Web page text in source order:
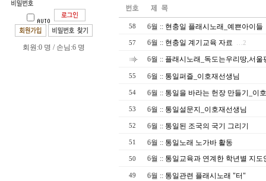
회원:0 명 / 손님:6 명
58 6월 :: 현충일 플래시노래_예쁜아이들
57 6월 :: 현충일 계기교육 자료 …2
6월 :: 플래시노래_독도는우리땅,서울
55 6월 :: 통일퍼즐_이호재선생님
54 6월 :: 통일을 바라는 헌장 만들기_이
53 6월 :: 통일설문지_이호재선생님
52 6월 :: 통일된 조국의 국기 그리기
51 6월 :: 통일노래 노가바 활동
50 6월 :: 통일교육과 연계한 학년별 지도
49 6월 :: 통일관련 플래시노래 "터"